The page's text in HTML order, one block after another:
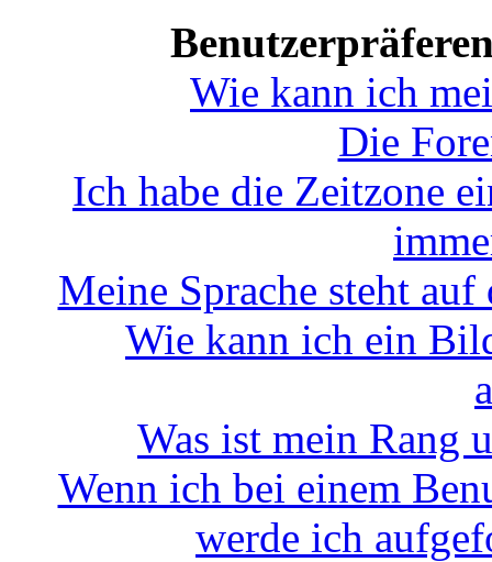
Wie kann ich
Die
Ich habe die Zeitzone
Meine Sprache steht
Wie kann ich ein
Was ist mein Rang
Wenn ich bei einem
werde ich